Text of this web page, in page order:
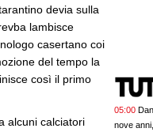
devia sulla
lambisce
casertano coi
del tempo la
così il primo
alcuni calciatori
05:00
nove